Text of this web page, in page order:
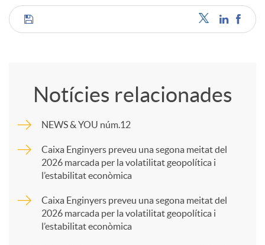
C
m
p
Notícies relacionades
NEWS & YOU núm.12
Caixa Enginyers preveu una segona meitat del
2026 marcada per la volatilitat geopolítica i
l’estabilitat econòmica
Caixa Enginyers preveu una segona meitat del
2026 marcada per la volatilitat geopolítica i
l’estabilitat econòmica